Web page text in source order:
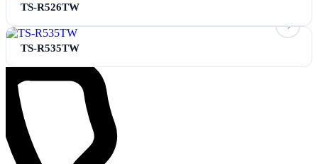
TS-R526TW
TS-R535TW